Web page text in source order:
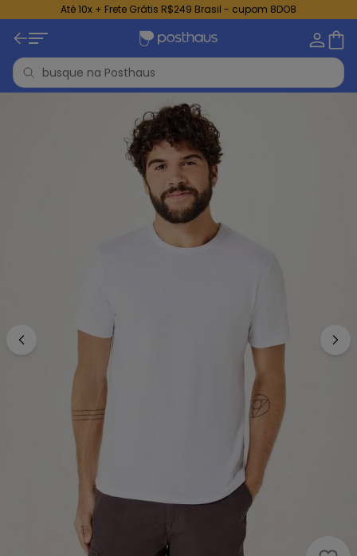
Até 10x + Frete Grátis R$249 Brasil - cupom 8DO8